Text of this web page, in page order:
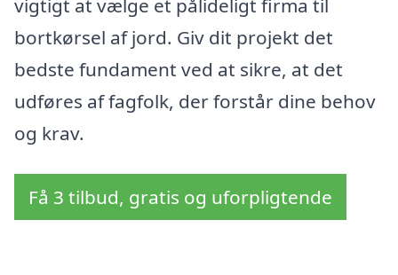
vigtigt at vælge et pålideligt firma til
bortkørsel af jord. Giv dit projekt det
bedste fundament ved at sikre, at det
udføres af fagfolk, der forstår dine behov
og krav.
Få 3 tilbud, gratis og uforpligtende